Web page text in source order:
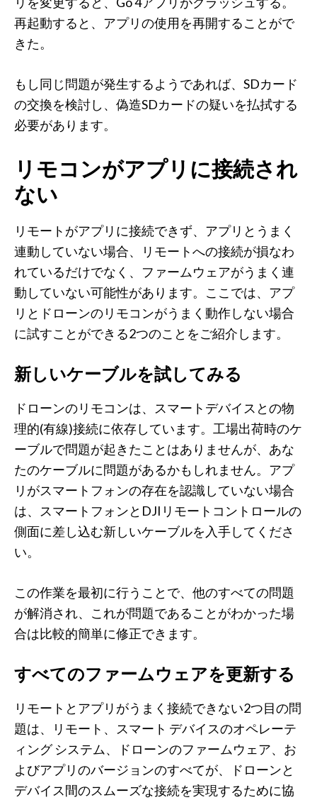
再起動すると、アプリの使用を再開することがで
きた。
もし同じ問題が発生するようであれば、SDカード
の交換を検討し、偽造SDカードの疑いを払拭する
必要があります。
リモコンがアプリに接続され
ない
リモートがアプリに接続できず、アプリとうまく
連動していない場合、リモートへの接続が損なわ
れているだけでなく、ファームウェアがうまく連
動していない可能性があります。ここでは、アプ
リとドローンのリモコンがうまく動作しない場合
に試すことができる2つのことをご紹介します。
新しいケーブルを試してみる
ドローンのリモコンは、スマートデバイスとの物
理的(有線)接続に依存しています。工場出荷時のケ
ーブルで問題が起きたことはありませんが、あな
たのケーブルに問題があるかもしれません。アプ
リがスマートフォンの存在を認識していない場合
は、スマートフォンとDJIリモートコントロールの
側面に差し込む新しいケーブルを入手してくださ
い。
この作業を最初に行うことで、他のすべての問題
が解消され、これが問題であることがわかった場
合は比較的簡単に修正できます。
すべてのファームウェアを更新する
リモートとアプリがうまく接続できない2つ目の問
題は、リモート、スマート デバイスのオペレーテ
ィング システム、ドローンのファームウェア、お
よびアプリのバージョンのすべてが、ドローンと
デバイス間のスムーズな接続を実現するために協